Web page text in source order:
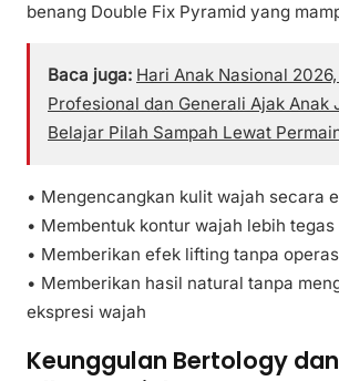
benang Double Fix Pyramid yang
Baca juga: Hari Anak Nasional
Profesional dan Generali Ajak Anak
Belajar Pilah Sampah Lewat
• Mengencangkan kulit wajah secara
• Membentuk kontur wajah lebih
• Memberikan efek lifting tanpa
• Memberikan hasil natural tanpa
ekspresi wajah
Keunggulan Bertology